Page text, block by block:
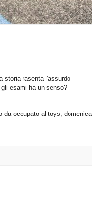
storia rasenta l'assurdo
esami ha un senso?
da occupato al toys, domenica